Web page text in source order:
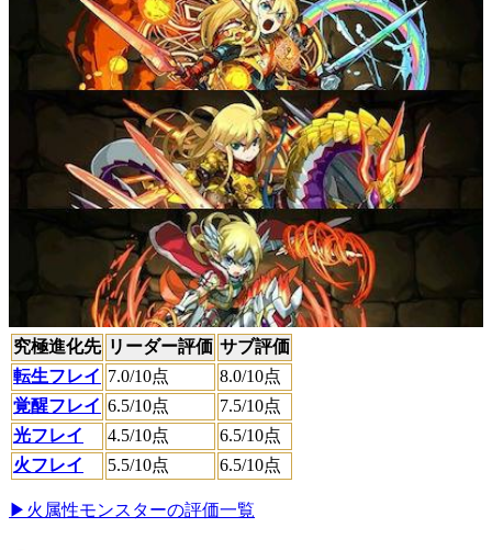
究極進化先 リーダー評価 サブ評価
転生フレイ 7.0/10点 8.0/10点
覚醒フレイ 6.5/10点 7.5/10点
光フレイ
4.5/10点 6.5/10点
火フレイ
5.5/10点 6.5/10点
▶火属性モンスターの評価一覧